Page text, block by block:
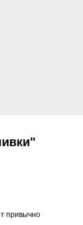
привычно